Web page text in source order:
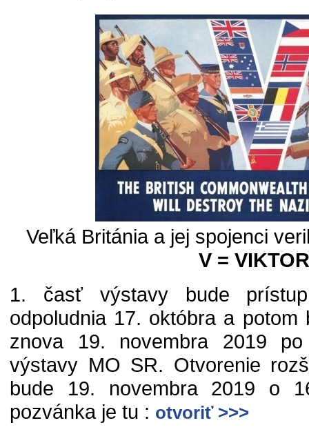
Veľká Británia a jej spojenci
V =
1. časť výstavy bude
odpoludnia 17. októbra a potom
znova 19. novembra 2019 po
výstavy MO SR. Otvorenie
bude 19. novembra 2019 o
pozvánka je tu : otvoriť >>>